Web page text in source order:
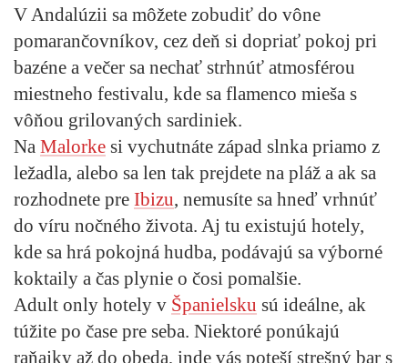
V Andalúzii sa môžete zobudiť do vône
pomarančovníkov, cez deň si dopriať pokoj pri
bazéne a večer sa nechať strhnúť atmosférou
miestneho festivalu, kde sa flamenco mieša s
vôňou grilovaných sardiniek.
Na Malorke si vychutnáte západ slnka priamo z
ležadla, alebo sa len tak prejdete na pláž a ak sa
rozhodnete pre Ibizu, nemusíte sa hneď vrhnúť
do víru nočného života. Aj tu existujú hotely,
kde sa hrá pokojná hudba, podávajú sa výborné
koktaily a čas plynie o čosi pomalšie.
Adult only hotely v Španielsku sú ideálne, ak
túžite po čase pre seba. Niektoré ponúkajú
raňajky až do obeda, inde vás poteší strešný bar s